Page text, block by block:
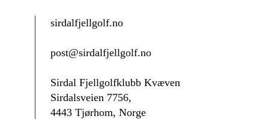
sirdalfjellgolf.no
post@sirdalfjellgolf.no
Sirdal Fjellgolfklubb Kvæven
Sirdalsveien 7756,
4443 Tjørhom, Norge